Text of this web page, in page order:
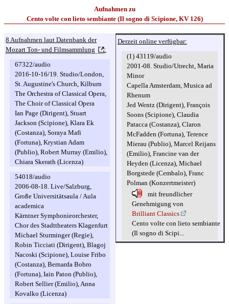
Aufnahmen zu
Cento volte con lieto sembiante (Il sogno di Scipione, KV 126)
8 Aufnahmen laut Datenbank der
Mozart Ton- und Filmsammlung
:
67322/audio
2016-10-16/19. Studio/London,
St. Augustine's Church, Kilburn
The Orchestra of Classical Opera,
The Choir of Classical Opera
Ian Page (Dirigent), Stuart
Jackson (Scipione), Klara Ek
(Costanza), Soraya Mafi
(Fortuna), Krystian Adam
(Publio), Robert Murray (Emilio),
Chiara Skerath (Licenza)
54018/audio
2006-08-18. Live/Salzburg,
Große Universitätsaula / Aula
academica
Kärntner Symphonieorchester,
Chor des Stadttheaters Klagenfurt
Michael Sturminger (Regie),
Robin Ticciati (Dirigent), Blagoj
Nacoski (Scipione), Louise Fribo
(Costanza), Bernarda Bobro
(Fortuna), Iain Paton (Publio),
Robert Sellier (Emilio), Anna
Kovalko (Licenza)
Derzeit online verfügbar:
(1) 43119/audio
2001-08. Studio/Utrecht, Maria
Minor
Capella Amsterdam, Musica ad
Rhenum
Jed Wentz (Dirigent), François
Soons (Scipione), Claudia
Patacca (Costanza), Claron
McFadden (Fortuna), Terence
Mierau (Publio), Marcel Reijans
(Emilio), Francine van der
Heyden (Licenza), Michael
Borgstede (Cembalo), Franc
Polman (Konzertmeister)
mit freundlicher
Genehmigung von
Brilliant Classics
Cento volte con lieto sembiante
(Il sogno di Scipi...